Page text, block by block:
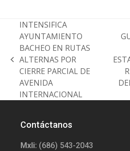
previous
post:
INTENSIFICA
AYUNTAMIENTO
BACHEO EN RUTAS
ALTERNAS POR
CIERRE PARCIAL DE
AVENIDA
INTERNACIONAL
next
post:
Contáctanos
Mxli: (686) 543-2043